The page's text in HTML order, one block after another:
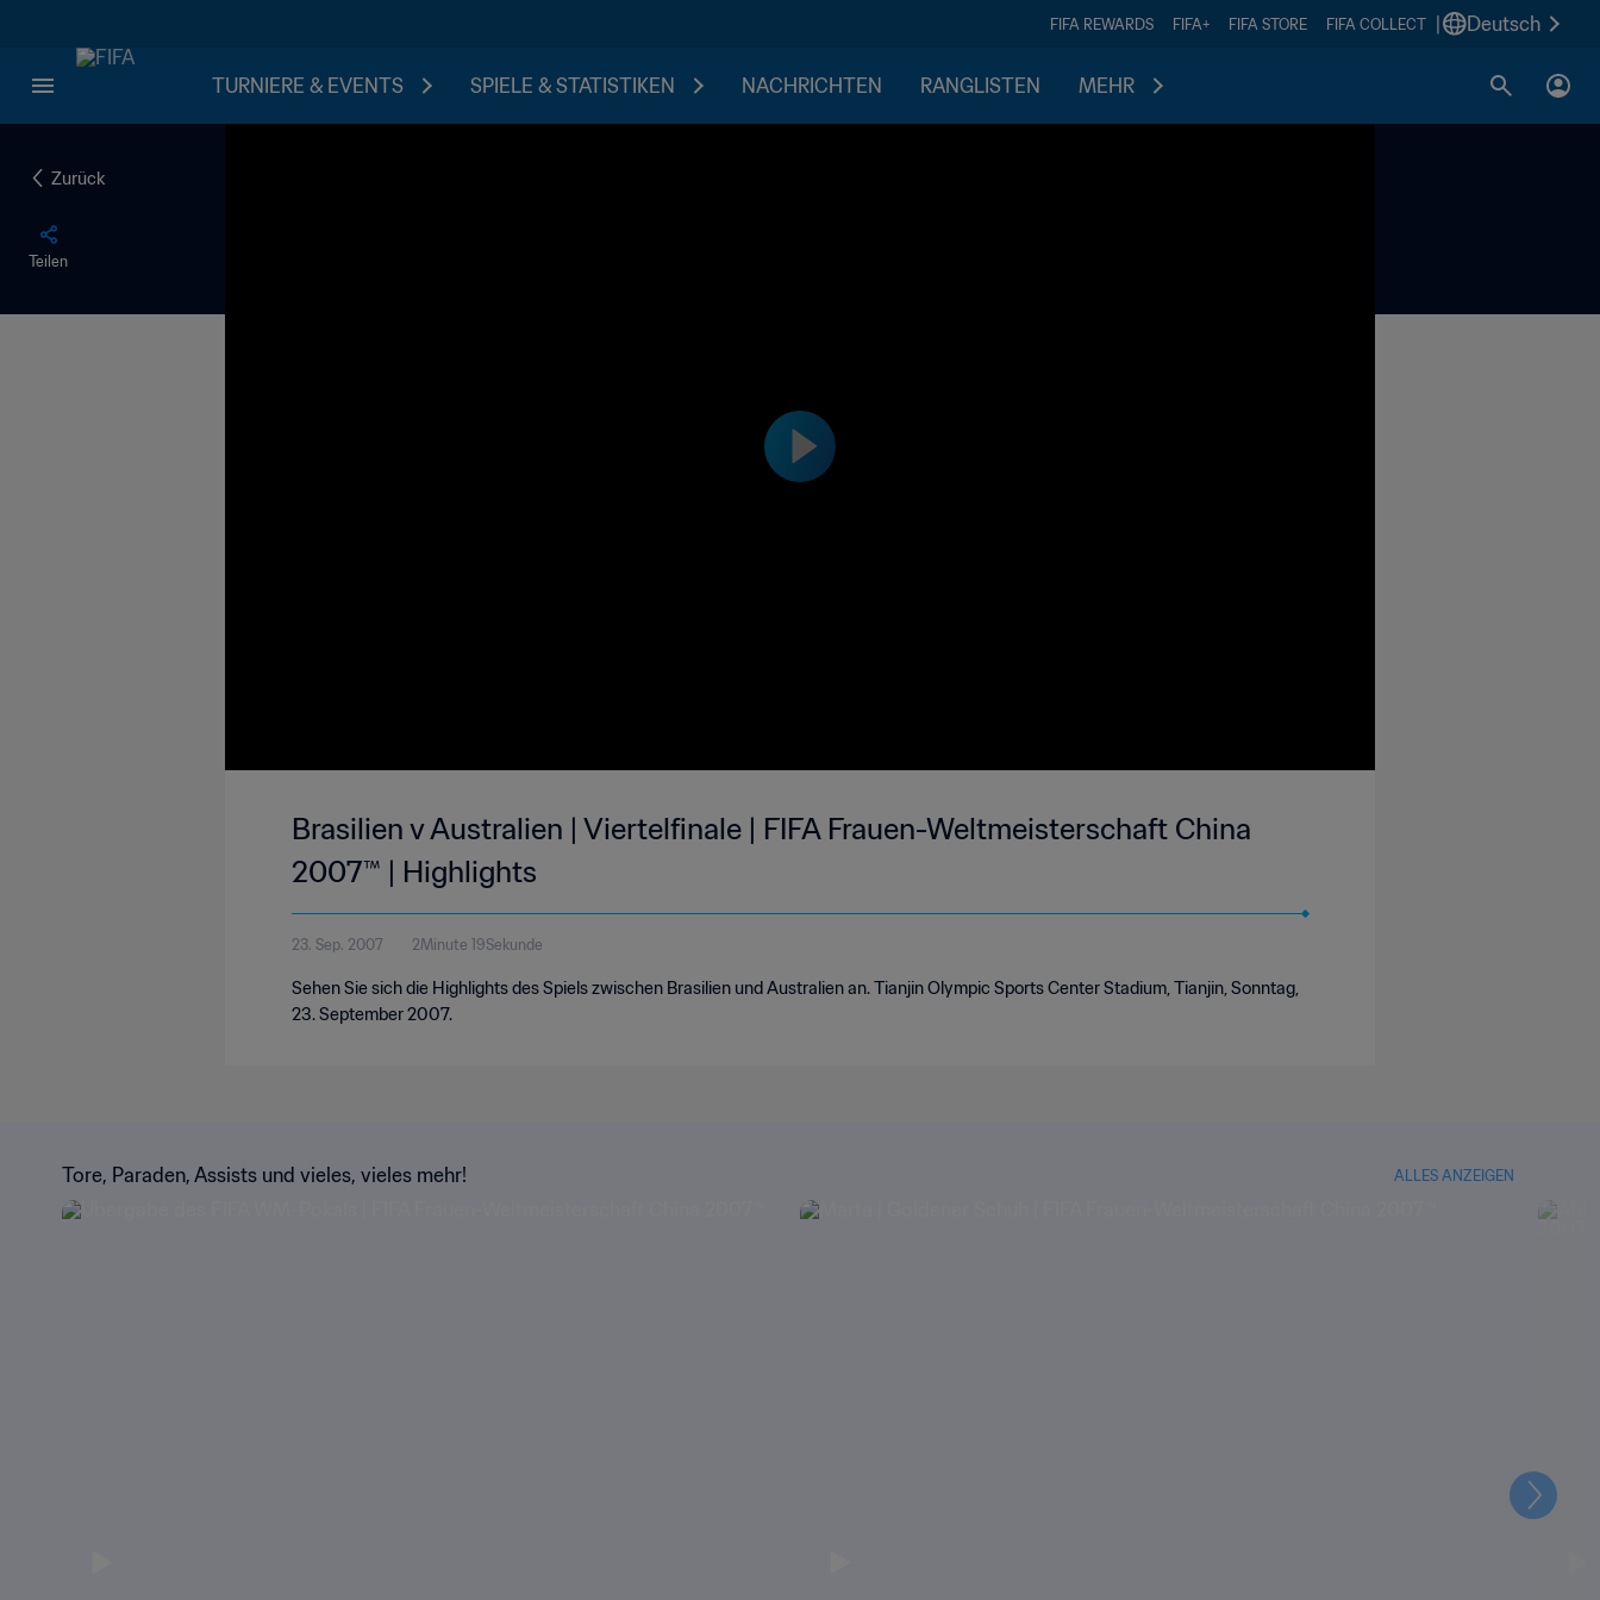
FIFA REWARDS FIFA+ FIFA STORE FIFA COLLECT Deutsch
TURNIERE & EVENTS SPIELE & STATISTIKEN NACHRICHTEN RANGLISTEN MEHR
Zurück
Teilen
Brasilien v Australien | Viertelfinale | FIFA Frauen-Weltmeisterschaft China
2007™ | Highlights
23. Sep. 2007 2Minute 19Sekunde
Sehen Sie sich die Highlights des Spiels zwischen Brasilien und Australien an. Tianjin Olympic Sports Center Stadium, Tianjin, Sonntag,
23. September 2007.
Tore, Paraden, Assists und vieles, vieles mehr! ALLES ANZEIGEN
Weiter